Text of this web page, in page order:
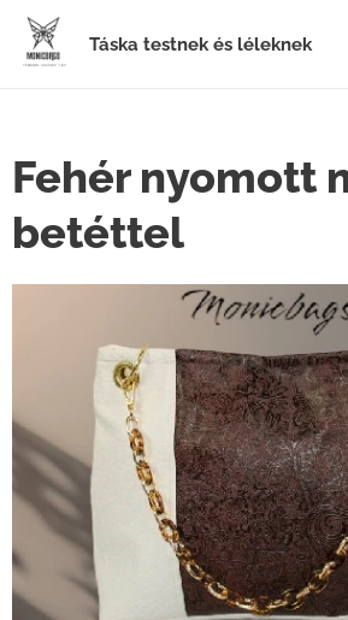
Táska testnek és léleknek
Fehér nyomott
betéttel